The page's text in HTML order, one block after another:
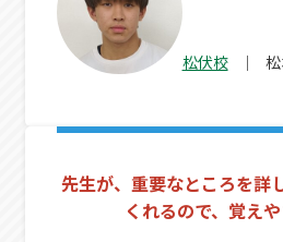
松伏校
先生が、重要なところを詳
くれるので、覚えや